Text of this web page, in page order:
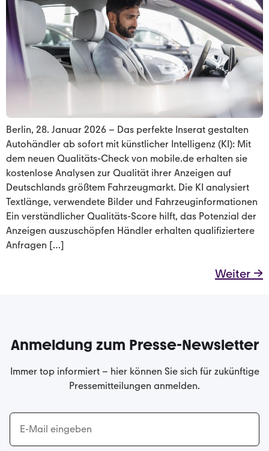
Berlin, 28. Januar 2026 – Das perfekte Inserat gestalten
Autohändler ab sofort mit künstlicher Intelligenz (KI): Mit
dem neuen Qualitäts-Check von mobile.de erhalten sie
kostenlose Analysen zur Qualität ihrer Anzeigen auf
Deutschlands größtem Fahrzeugmarkt. Die KI analysiert
Textlänge, verwendete Bilder und Fahrzeuginformationen
Ein verständlicher Qualitäts-Score hilft, das Potenzial der
Anzeigen auszuschöpfen Händler erhalten qualifiziertere
Anfragen […]
Weiter →
Anmeldung zum Presse-Newsletter
Immer top informiert – hier können Sie sich für zukünftige
Pressemitteilungen anmelden.